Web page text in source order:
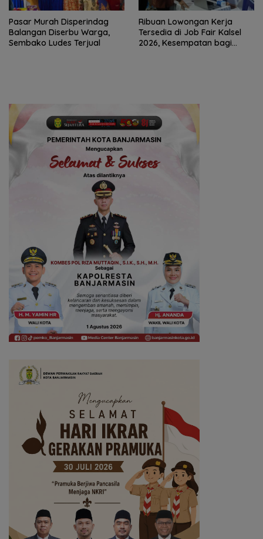
Pasar Murah Disperindag
Balangan Diserbu Warga,
Sembako Ludes Terjual
Ribuan Lowongan Kerja
Tersedia di Job Fair Kalsel
2026, Kesempatan bagi